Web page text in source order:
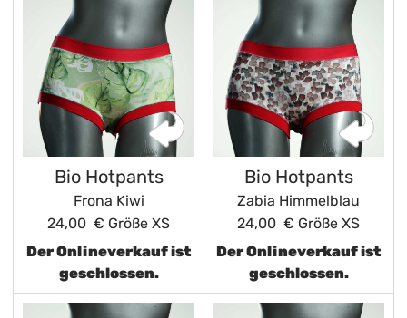
Bio Hotpants
Frona Kiwi
24,00 € Größe XS
Der Onlineverkauf ist
geschlossen.
Bio Hotpants
Zabia Himmelblau
24,00 € Größe XS
Der Onlineverkauf ist
geschlossen.